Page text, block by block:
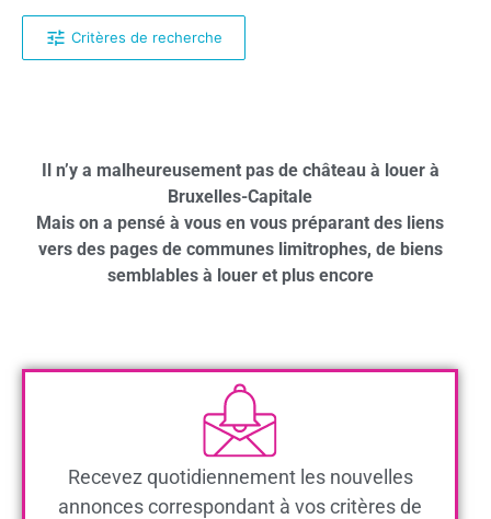
Critères de recherche
Il n’y a malheureusement pas de château à louer à
Bruxelles-Capitale
Mais on a pensé à vous en vous préparant des liens
vers des pages de communes limitrophes, de biens
semblables à louer et plus encore
Recevez quotidiennement les nouvelles
annonces correspondant à vos critères de